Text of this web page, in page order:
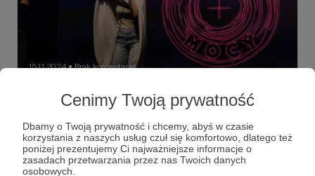
Cenimy Twoją prywatność
Dbamy o Twoją prywatność i chcemy, abyś w czasie
korzystania z naszych usług czuł się komfortowo, dlatego też
poniżej prezentujemy Ci najważniejsze informacje o
zasadach przetwarzania przez nas Twoich danych
osobowych.
15.11.2024 ● Brak komentarzy
Strefa Mocy+
królestwo Boże" 1 Kor 4,20
#ewangelizacja #kościół w potrzebie
#na krańce świata